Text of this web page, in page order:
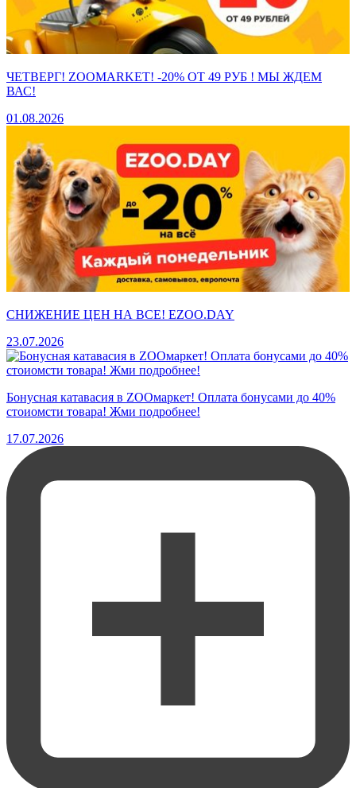
ЧЕТВЕРГ! ZOOMARKET! -20% ОТ 49 РУБ ! МЫ ЖДЕМ
ВАС!
01.08.2026
СНИЖЕНИЕ ЦЕН НА ВСЕ! EZOO.DAY
23.07.2026
Бонусная катавасия в ZOOмаркет! Оплата бонусами до 40%
стоиомсти товара! Жми подробнее!
17.07.2026